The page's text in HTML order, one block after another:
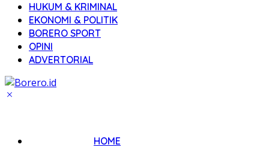
HUKUM & KRIMINAL
EKONOMI & POLITIK
BORERO SPORT
OPINI
ADVERTORIAL
HOME